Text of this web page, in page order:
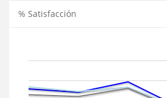
% Satisfacción